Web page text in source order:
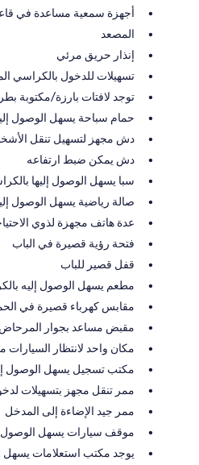
أجهزة سمعية مساعدة في
المصعد
إنذار حريق مرئي
تسهيلات للدخول بالكراسي
توجد لافتات بارزة/مكتوبة
حمام سباحة يسهل الوصول
دش مجهز لتسهيل تنقل
دش يمكن ضبط ارتفاعه
سبا يسهل الوصول إليها
صالة رياضية يسهل الوصول
عدة هاتف مجهزة لذوي
فتحة رؤية قصيرة في الباب
قفل قصير للباب
مطعم يسهل الوصول إليه
مقابس كهرباء قصيرة في
مقبض مساعد بجوار المرحاض
مكان واحد لانتظار
مكتب تسجيل يسهل الوصول
ممر تنقل مجهز بتسهيلات
ممر جيد الإضاءة إلى المدخل
موقف سيارات يسهل الوصول
يوجد مكتب استعلامات يسهل